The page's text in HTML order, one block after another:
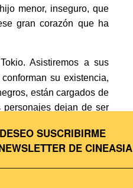
menor, inseguro, que
gran corazón que ha
Asistiremos a sus
su existencia,
están cargados de
dejan de ser
De ahí que muchas
una imagen puede
, lo es.
DESEO SUSCRIBIRME
DE CINEASIA